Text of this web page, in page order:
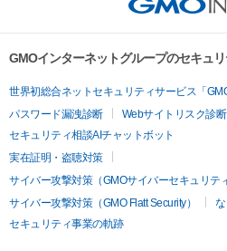
GMOインターネットグループのセキュ
世界初総合ネットセキュリティサービス「
パスワード漏洩診断
Webサイトリスク診断
セキュリティ相談AIチャットボット
実在証明・盗聴対策
サイバー攻撃対策（GMOサイバーセキュリテ
サイバー攻撃対策（GMO Flatt Security）
セキュリティ事業の軌跡